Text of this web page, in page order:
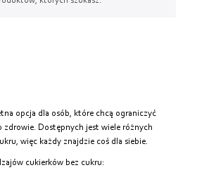
opcja dla osób, które chcą ograniczyć
zdrowie. Dostępnych jest wiele różnych
więc każdy znajdzie coś dla siebie.
cukierków bez cukru: